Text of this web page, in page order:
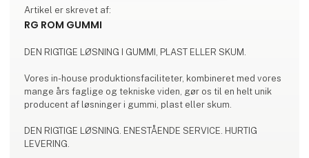
Artikel er skrevet af:
RG ROM GUMMI
DEN RIGTIGE LØSNING I GUMMI, PLAST ELLER SKUM.
Vores in-house produktionsfaciliteter, kombineret med vores
mange års faglige og tekniske viden, gør os til en helt unik
producent af løsninger i gummi, plast eller skum.
DEN RIGTIGE LØSNING. ENESTÅENDE SERVICE. HURTIG
LEVERING.